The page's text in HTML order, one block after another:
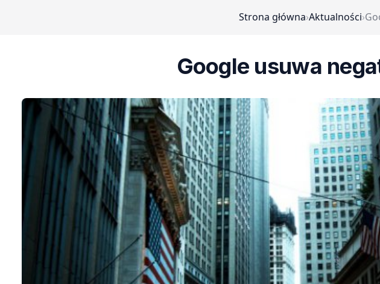
Strona główna›Aktualności›
Google usuwa